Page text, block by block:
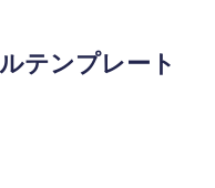
テンプレート